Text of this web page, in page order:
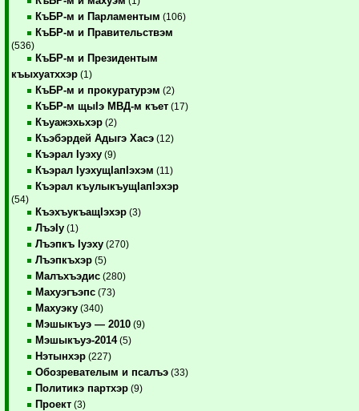
КъБР-м и Парламентым (106)
КъБР-м и Правительствэм
(536)
КъБР-м и Президентым
къыхуатххэр (1)
КъБР-м и прокуратурэм (2)
КъБР-м щыIэ МВД-м къет (17)
Къуажэхьхэр (2)
Къэбэрдей Адыгэ Хасэ (12)
Къэрал Iуэху (9)
Къэрал IуэхущIапIэхэм (11)
Къэрал къулыкъущIапIэхэр
(54)
КъэхъукъащIэхэр (3)
ЛъэIу (1)
Лъэпкъ Iуэху (270)
Лъэпкъхэр (5)
Малъхъэдис (280)
Махуэгъэпс (73)
Махуэку (340)
Мэшыкъуэ — 2010 (9)
Мэшыкъуэ-2014(5)
Нэтынхэр (227)
Обозревателым и псалъэ (33)
Политикэ партхэр (9)
Проект (3)